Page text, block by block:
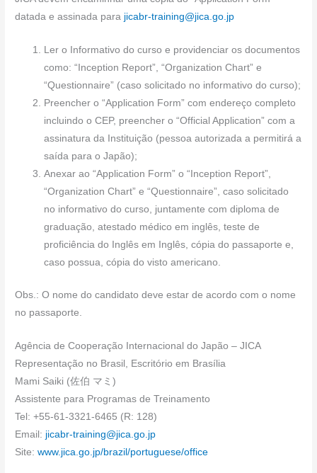
datada e assinada para jicabr-training@jica.go.jp
Ler o Informativo do curso e providenciar os documentos
como: “Inception Report”, “Organization Chart” e
“Questionnaire” (caso solicitado no informativo do curso);
Preencher o “Application Form” com endereço completo
incluindo o CEP, preencher o “Official Application” com a
assinatura da Instituição (pessoa autorizada a permitirá a
saída para o Japão);
Anexar ao “Application Form” o “Inception Report”,
“Organization Chart” e “Questionnaire”, caso solicitado
no informativo do curso, juntamente com diploma de
graduação, atestado médico em inglês, teste de
proficiência do Inglês em Inglês, cópia do passaporte e,
caso possua, cópia do visto americano.
Obs.: O nome do candidato deve estar de acordo com o nome
no passaporte.
Agência de Cooperação Internacional do Japão – JICA
Representação no Brasil, Escritório em Brasília
Mami Saiki (佐伯 マミ)
Assistente para Programas de Treinamento
Tel: +55-61-3321-6465 (R: 128)
Email: jicabr-training@jica.go.jp
Site:www.jica.go.jp/brazil/portuguese/office